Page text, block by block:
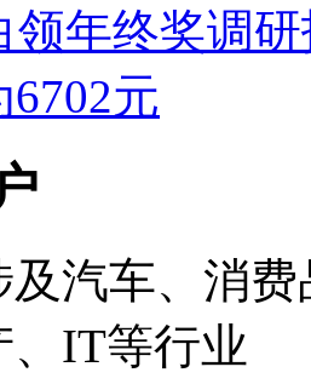
领年终奖调
元
汽车、消
、IT等行业